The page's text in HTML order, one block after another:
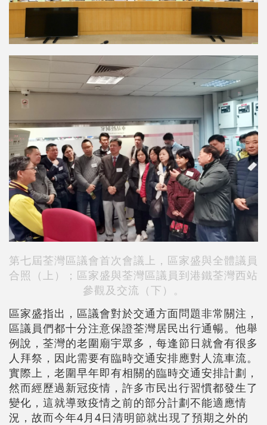
第七屆荃灣區議會首次會議上，區家盛與全體議員
合照（上）；區家盛與荃灣區議員到港鐵荃灣西站
參觀及交流（下）。
區家盛指出，區議會對於交通方面問題非常關注，
區議員們都十分注意保證荃灣居民出行通暢。他舉
例說，荃灣的老圍廟宇眾多，每逢節日就會有很多
人拜祭，因此需要有臨時交通安排應對人流車流。
實際上，老圍早年即有相關的臨時交通安排計劃，
然而經歷過新冠疫情，許多市民出行習慣都發生了
變化，這就導致疫情之前的部分計劃不能適應情
況，故而今年4月4日清明節就出現了預期之外的